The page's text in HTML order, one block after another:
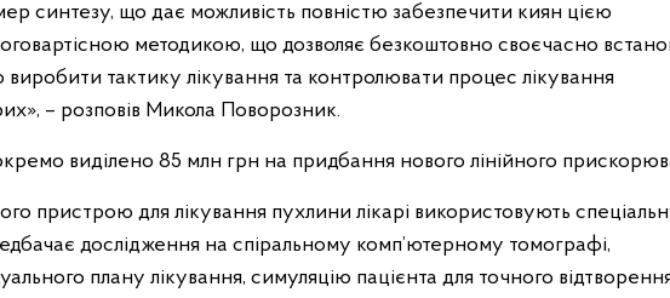
синтезу, що дає можливість повністю забезпечити киян цією
методикою, що дозволяє безкоштовно своєчасно
виробити тактику лікування та контролювати процес лікування
– розповів Микола Поворозник.
виділено 85 млн грн на придбання нового лінійного
пристрою для лікування пухлини лікарі використовують
дослідження на спіральному комп’ютерному томографі,
плану лікування, симуляцію пацієнта для точного